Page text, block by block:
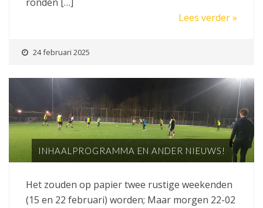
Lees verder »
24 februari 2025
INHAALPROGRAMMA EN ANDER NIEUWS!
Het zouden op papier twee rustige weekenden
(15 en 22 februari) worden; Maar morgen 22-02